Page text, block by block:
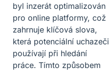
byl inzerát optimalizován
pro online platformy, což
zahrnuje klíčová slova,
která potenciální uchazeči
používají při hledání
práce. Tímto způsobem